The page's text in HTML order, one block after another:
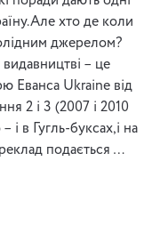
хто де коли
джерелом?
– це
Еванса Ukraine від
2 і 3 (2007 і 2010
в Гугль-буксах,і на
подається …